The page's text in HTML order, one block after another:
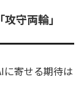
守両輪」
に寄せる期待は